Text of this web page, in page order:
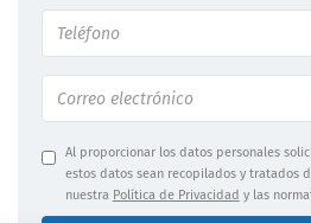
Al proporcionar los datos personales
estos datos sean recopilados y tratados
nuestra Política de Privacidad y las